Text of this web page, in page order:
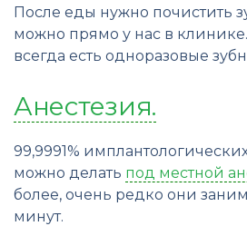
После еды нужно почистить
можно прямо у нас в клинике.
всегда есть одноразовые
Анестезия.
99,9991%
можно делать под местной
более, очень редко они
минут.